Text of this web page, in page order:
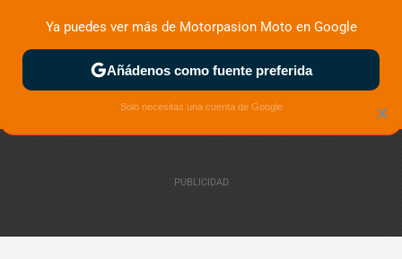
ZONA DE PRUEBAS DEPORTIVAS MOTOS ELÉCTRICAS
×
Ya puedes ver más de Motorpasion Moto en Google
Añádenos como fuente preferida
Solo necesitas una cuenta de Google